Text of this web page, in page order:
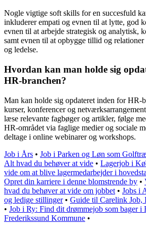
Nogle vigtige soft skills for en succesfuld
inkluderer empati og evnen til at lytte, god
evnen til at arbejde strategisk og analytisk,
samt evnen til at opbygge tillid og relationer
og ledelse.
Hvordan kan man holde sig
HR-branchen?
Man kan holde sig opdateret inden for HR-
kurser, konferencer og
læse relevante fagbøger og artikler, følge
HR-området via faglige medier og sociale
deltage i online webinarer og workshops.
Job i Års • Job i Parken og Løn som
Alt hvad du behøver at vide • Lagerjob i
vide om at blive lagermedarbejder i
Opret din karriere i denne blomstrende by •
hvad du behøver at vide om jobbet • Jobs i
og ledige stillinger• Guide til Carelink
• Job i Ry: Find dit drømmejob som bager i
Frederikssund Kommune •